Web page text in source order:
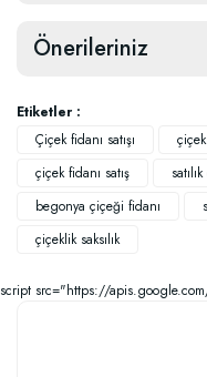
Önerileriniz
Etiketler :
Çiçek fidanı satışı
çiçek fidanı satış
begonya çiçeği fidanı
çiçeklik saksılık
script src="https://